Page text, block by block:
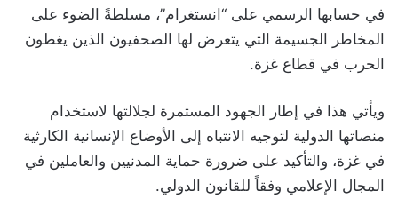
في حسابها الرسمي على “انستغرام”، مسلطةً الضوء على
المخاطر الجسيمة التي يتعرض لها الصحفيون الذين يغطون
الحرب في قطاع غزة.
ويأتي هذا في إطار الجهود المستمرة لجلالتها لاستخدام
منصاتها الدولية لتوجيه الانتباه إلى الأوضاع الإنسانية الكارثية
في غزة، والتأكيد على ضرورة حماية المدنيين والعاملين في
المجال الإعلامي وفقاً للقانون الدولي.